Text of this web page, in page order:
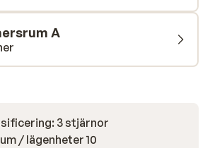
A
3 stjärnor
/ lägenheter 10